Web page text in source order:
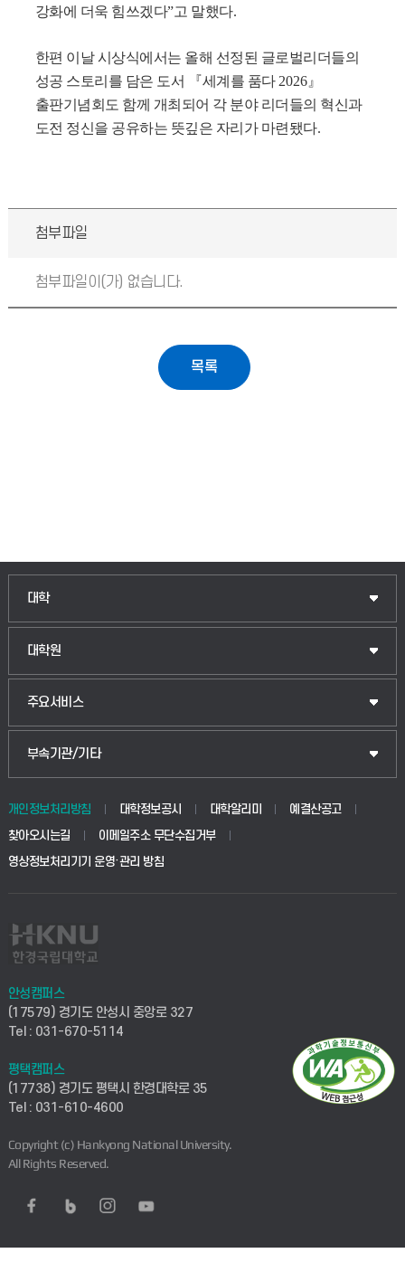
강화에 더욱 힘쓰겠다”고 말했다.
한편 이날 시상식에서는 올해 선정된 글로벌리더들의
성공 스토리를 담은 도서
『세계를 품다 2026 』
출판기념회도 함께 개최되어 각 분야 리더들의 혁신과
도전 정신을 공유하는 뜻깊은 자리가 마련됐다.
첨부파일
첨부파일이(가) 없습니다.
대학
대학원
주요서비스
부속기관/기타
개인정보처리방침 대학정보공시 대학알리미
예결산공고
찾아오시는길
이메일주소 무단수집거부
영상정보처리기기 운영·관리 방침
안성캠퍼스
(17579) 경기도 안성시 중앙로 327
Tel : 031-670-5114
평택캠퍼스
(17738) 경기도 평택시 한경대학로 35
Tel : 031-610-4600
Copyright (c) Hankyong National University.
All Rights Reserved.